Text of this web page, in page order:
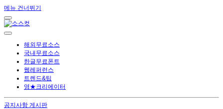
메뉴 건너뛰기
해외무료소스
국내무료소스
한글무료폰트
웹레퍼런스
트렌드&팁
영★크리에이터
공지사항 게시판